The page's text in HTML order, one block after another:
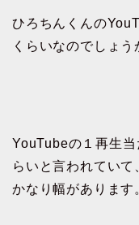
ひろちんくんの
くらいなのでしょう
YouTubeの１再生
らいと言われていて
かなり幅があります